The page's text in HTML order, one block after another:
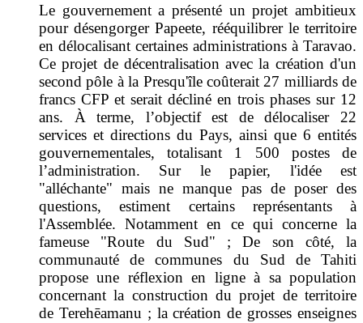
Le gouvernement a présenté un projet ambitieux
pour désengorger Papeete, rééquilibrer le territoire
en délocalisant certaines administrations à Taravao.
Ce projet de décentralisation avec la création d'un
second pôle à la Presqu'île coûterait 27 milliards de
francs CFP et serait décliné en trois phases sur 12
ans. À terme, l’objectif est de délocaliser 22
services et directions du Pays, ainsi que 6 entités
gouvernementales, totalisant 1 500 postes de
l’administration. Sur le papier, l'idée est
"alléchante" mais ne manque pas de poser des
questions, estiment certains représentants à
l'Assemblée. Notamment en ce qui concerne la
fameuse "Route du Sud" ; De son côté, la
communauté de communes du Sud de Tahiti
propose une réflexion en ligne à sa population
concernant la construction du projet de territoire
de Terehēamanu ; la création de grosses enseignes